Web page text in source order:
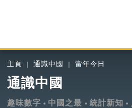
主頁 通識中國 當年今日
通識中國
趣味數字 中國之最 統計新知